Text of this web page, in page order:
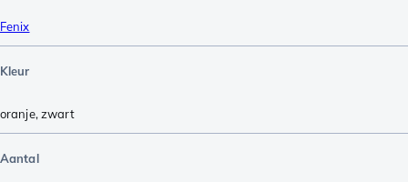
Fenix
Kleur
oranje, zwart
Aantal